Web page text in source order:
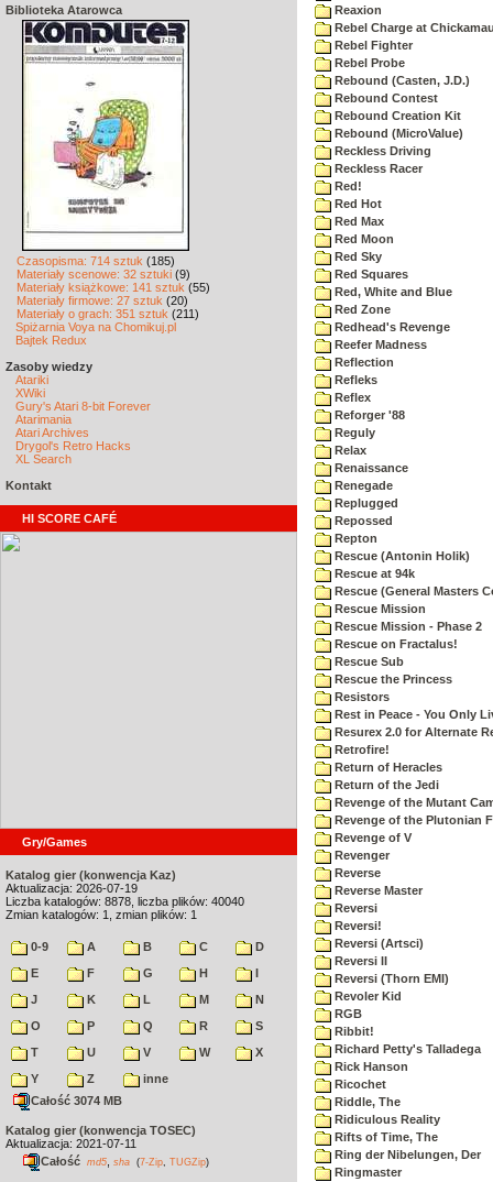
Biblioteka Atarowca
Czasopisma: 714 sztuk (185)
Materiały scenowe: 32 sztuki (9)
Materiały książkowe: 141 sztuk (55)
Materiały firmowe: 27 sztuk (20)
Materiały o grach: 351 sztuk (211)
Spiżarnia Voya na Chomikuj.pl
Bajtek Redux
Zasoby wiedzy
Atariki
XWiki
Gury's Atari 8-bit Forever
Atarimania
Atari Archives
Drygol's Retro Hacks
XL Search
Kontakt
HI SCORE CAFÉ
Gry/Games
Katalog gier (konwencja Kaz)
Aktualizacja: 2026-07-19
Liczba katalogów: 8878, liczba plików: 40040
Zmian katalogów: 1, zmian plików: 1
0-9 A B C
D
E
F G H
I
J
K L M
N
O
P Q R
S
T
U V W
X
Y
Z
inne
Całość 3074 MB
Katalog gier (konwencja TOSEC)
Aktualizacja: 2021-07-11
Całość md5 sha (7-Zip TUGZip)
Reaxion
Rebel Charge at
Rebel Fighter
Rebel Probe
Rebound (Casten, J.D.)
Rebound Contest
Rebound Creation Kit
Rebound (MicroValue)
Reckless Driving
Reckless Racer
Red!
Red Hot
Red Max
Red Moon
Red Sky
Red Squares
Red, White and Blue
Red Zone
Redhead's Revenge
Reefer Madness
Reflection
Refleks
Reflex
Reforger '88
Reguly
Relax
Renaissance
Renegade
Replugged
Repossed
Repton
Rescue (Antonin Holik)
Rescue at 94k
Rescue (General Masters
Rescue Mission
Rescue Mission - Phase 2
Rescue on Fractalus!
Rescue Sub
Rescue the Princess
Resistors
Rest in Peace - You Only
Resurex 2.0 for Alternate
Retrofire!
Return of Heracles
Return of the Jedi
Revenge of the Mutant
Revenge of the Plutonian
Revenge of V
Revenger
Reverse
Reverse Master
Reversi
Reversi!
Reversi (Artsci)
Reversi II
Reversi (Thorn EMI)
Revoler Kid
RGB
Ribbit!
Richard Petty's Talladega
Rick Hanson
Ricochet
Riddle, The
Ridiculous Reality
Rifts of Time, The
Ring der Nibelungen, Der
Ringmaster